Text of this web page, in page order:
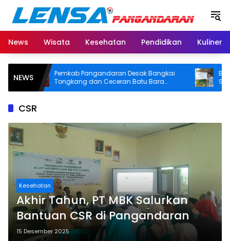
Langsung
konten
News
Wisata Kesehatan Pendidikan Kuliner
NEWS
Pemkab Pangandaran Desak Bangkai
Tongkang dan Ceceran Batu Bara
Segera Diangkat, Soroti Buruknya
BPN
SHM di
Usut
CSR
Kesehatan
Akhir Tahun, PT MBK Salurkan
Bantuan CSR di Pangandaran
15 Desember 2025